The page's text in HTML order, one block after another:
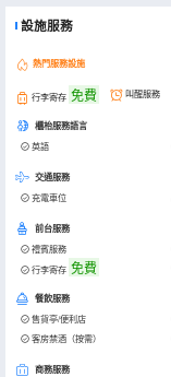
設施服務
熱門服務設施
行李寄存 免費 叫醒服務
櫃枱服務語言
英語
交通服務
充電車位
前台服務
禮賓服務
行李寄存 免費
餐飲服務
售貨亭/便利店
客房禁酒（按需）
商務服務